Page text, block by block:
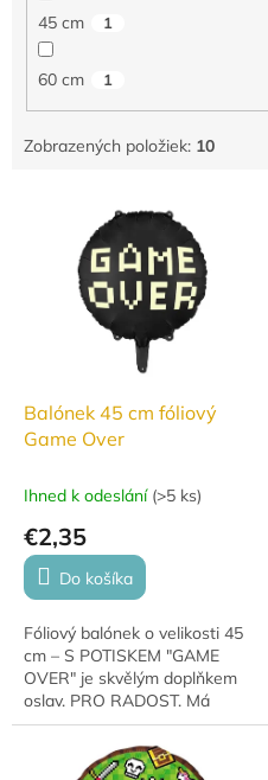
45 cm 1
60 cm 1
Zobrazených položiek: 10
Balónek 45 cm fóliový
Game Over
Ihned k odeslání (>5 ks)
€2,35
Do košíka
Fóliový balónek o velikosti 45
cm – S POTISKEM "GAME
OVER" je skvělým doplňkem
oslav. PRO RADOST. Má
krásné stálé barvy a hodí se
na narozeniny, výročí i
novoroční...